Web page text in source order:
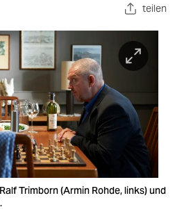
teilen
Trimborn (Armin Rohde, links) und